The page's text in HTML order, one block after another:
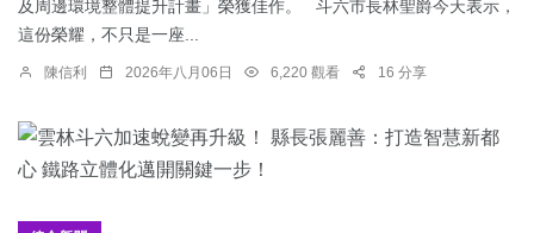
及周邊環境整體提升計畫」榮獲佳作。 斗六市長林聖爵今天表示，
這份榮耀，不只是一座...
陳信利 2026年八月06日 6,220 觀看 16 分享